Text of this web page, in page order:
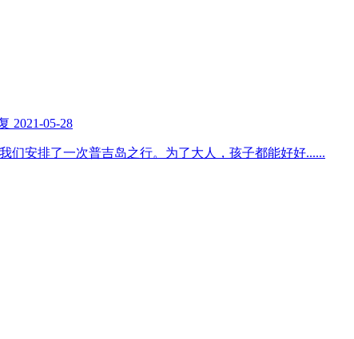
2021-05-28
们安排了一次普吉岛之行。为了大人，孩子都能好好......